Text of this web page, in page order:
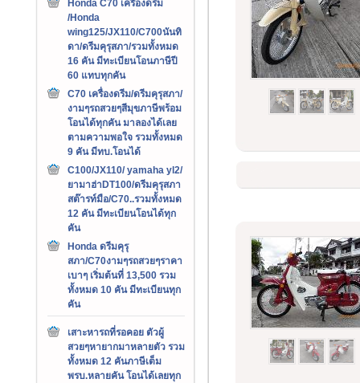
Honda C70 เครืองดรีม
/Honda
wing125/JX110/C700นันทิ
ดา/ดรีมคุรุสภา/รวมทั้งหมด
16 คัน มีทะเบียนโอนภาษีปี
60 แทบทุกคัน
C70 เครื่องดรีม/ดรีมคุรุสภา/
งามๆรถสวยๆสีมุขภาษีพร้อม
โอนได้ทุกคัน มาลองได้เลย
ตามความพอใจ รวมทั้งหมด
9 คัน มีทบ.โอนได้
C100/JX110/ yamaha yl2/
ยามาฮ่าDT100/ดรีมคุรุสภา
สต๊ารท์มือ/C70..รวมทั้งหมด
12 คัน มีทะเบียนโอนได้ทุก
คัน
Honda ดรีมคุรุ
สภา/C70งามๆรถสวยๆราคา
เบาๆ เริ่มต้นที่ 13,500 รวม
ทั้งหมด 10 คัน มีทะเบียนทุก
คัน
เสาะหารถที่รอคอย ตัวผู้
สวยๆหายากมาหลายตัว รวม
ทั้งหมด 12 คันภาษีเต็ม
พรบ.หลายคัน โอนได้เลยทุก